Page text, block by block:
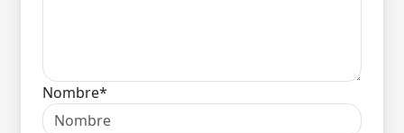
Nombre*